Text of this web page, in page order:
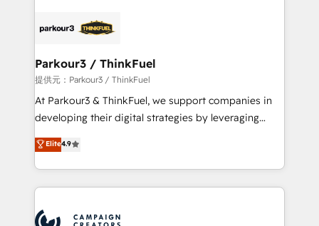
strategies that integrate data-driven marketing,
companies scale faster and smarter. 🔹 BOOMS:
Demand generation for all your buyers With BOOMS,
you invest in 100% of your buyers, accelerating your
growth and positioning yourself as an undisputed
transformation process A methodology designed to
implement HubSpot effectively and optimize your
record of business transformation, our growth-first
Parkour3 / ThinkFuel
提供元：Parkour3 / ThinkFuel
At Parkour3 & ThinkFuel, we support companies in
developing their digital strategies by leveraging
technologies and automating their marketing and
sales processes to generate growth. Our offer spans
from Strategy to Operations. We specialize in CRM
onboarding and implementation, web design, sales
extensive experience working with tech companies
Elite4.9